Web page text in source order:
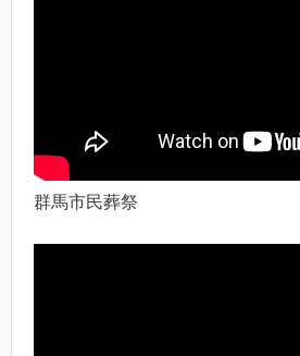
群馬市民葬祭